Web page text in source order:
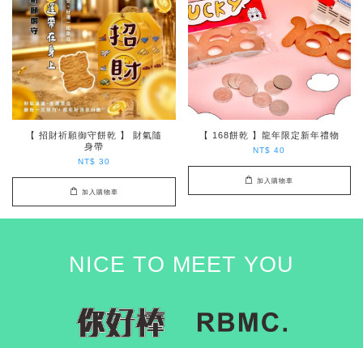
【 招財祈願御守餅乾 】 財氣隨
身帶
NT$ 30
加入購物車
【 168餅乾 】龍年限定新年禮物
NT$ 40
加入購物車
NICE TO MEET YOU